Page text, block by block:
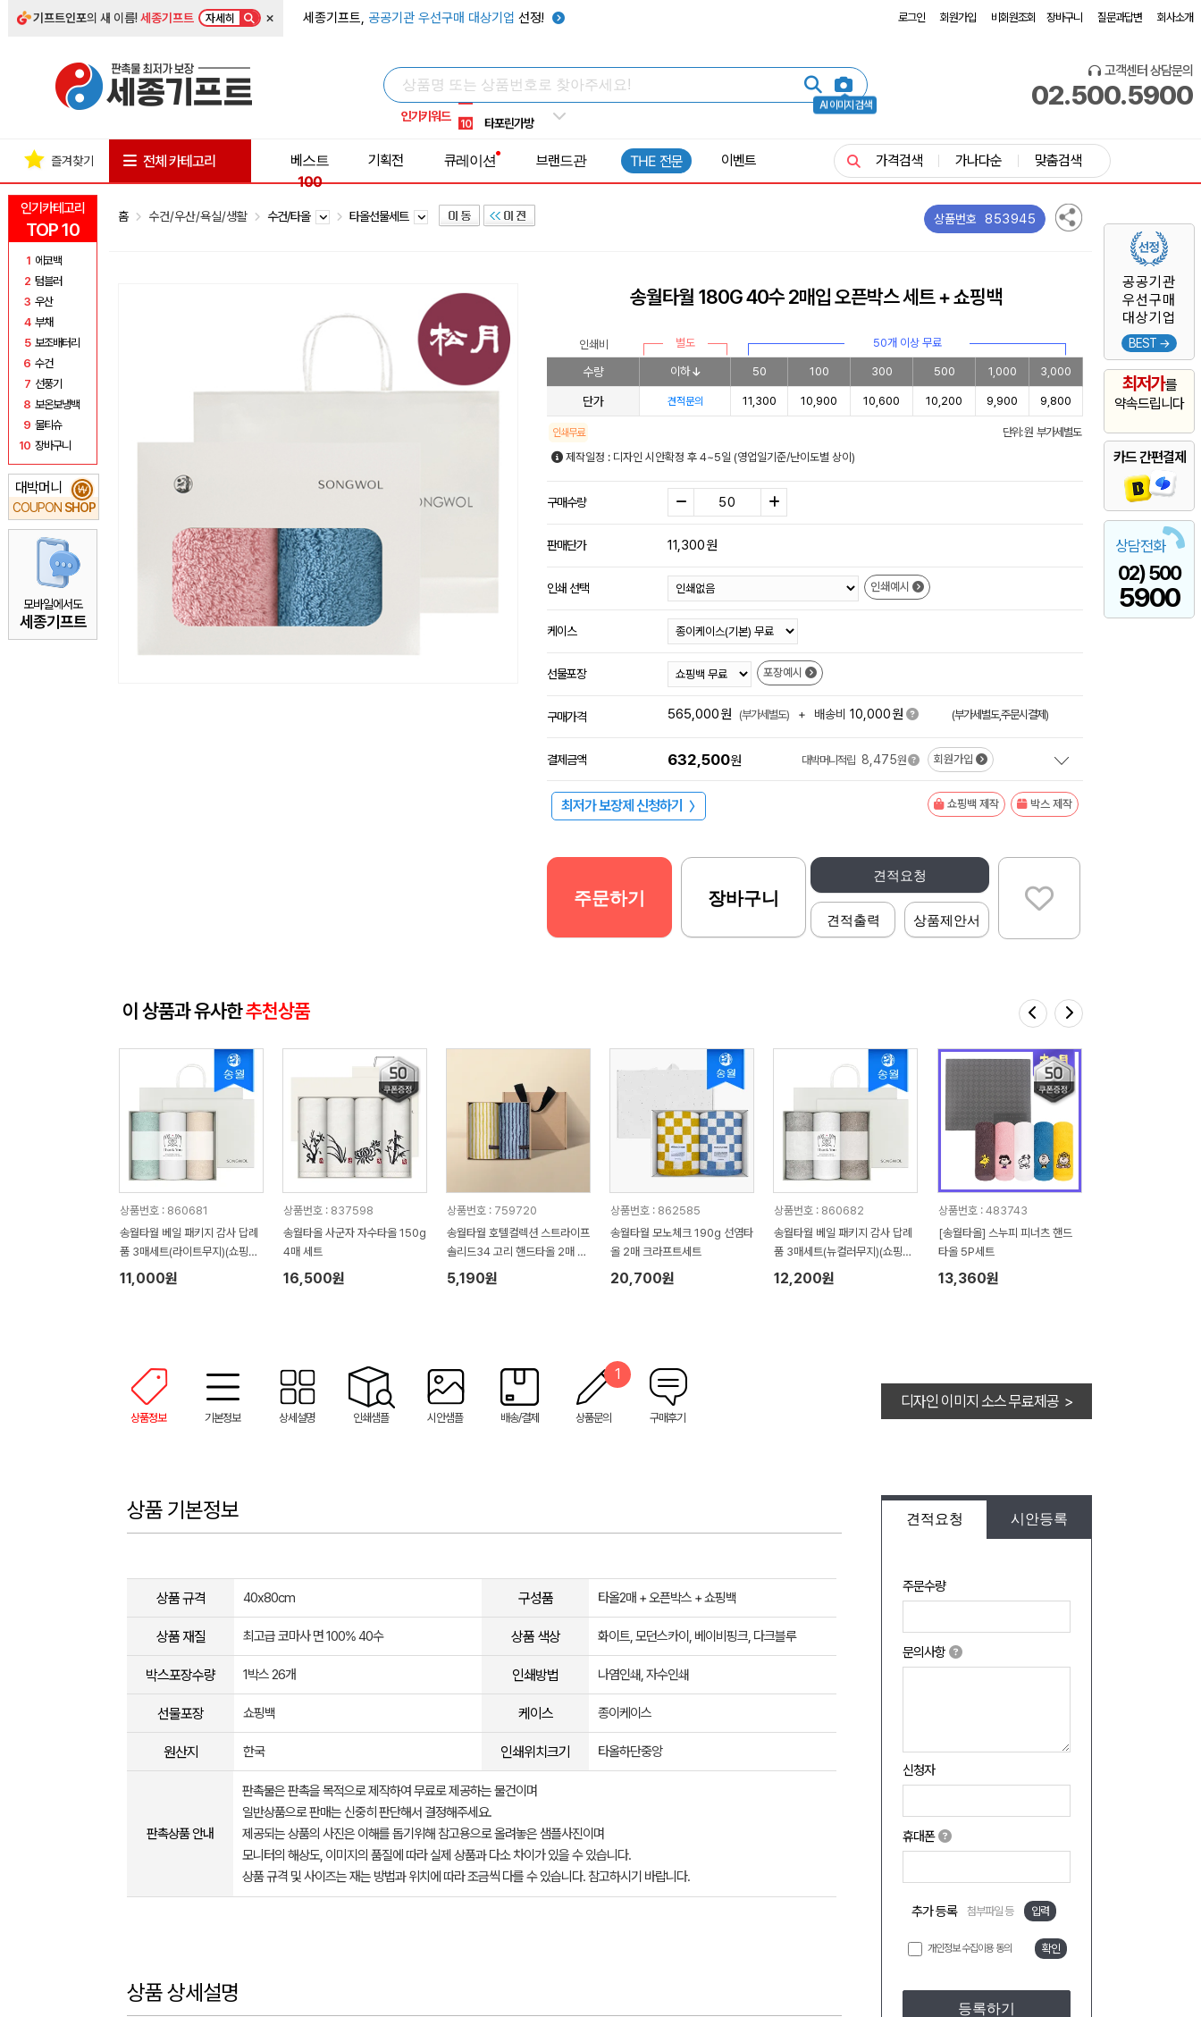
기프트인포의 새 이름!세종기프트 자세히 × 세종기프트, 공공기관 우선구매 대상기업 선정! 로그인 회원가입 비회원조회 장바구니 질문과답변 회사소개
AI 이미지 검색
인기키워드
6 우산
9 넥쿨러
10 타포린가방
고객센터 상담문의
02.500.5900
인기카테고리
TOP 10
1 에코백
2 텀블러
3 우산
4 부채
5 보조배터리
6 수건
7 선풍기
8 보온보냉백
9 물티슈
10 장바구니
대박머니
COUPON SHOP
₩
모바일에서도
세종기프트
공공기관
우선구매
대상기업
BEST →
최저가를
약속드립니다
카드 간편결제
상담전화
02) 500
5900
즐겨찾기 전체 카테고리
베스트
100
기획전 큐레이션 브랜드관 THE 전문 이벤트 가격검색 가나다순 맞춤검색
홈 수건/우산/욕실/생활 수건/타올 타올선물세트 상품번호 853945
송월타월 180G 40수 2매입 오픈박스 세트 + 쇼핑백
인쇄비 별도 50개 이상 무료
수량 이하 50 100 300 500 1,000 3,000
단가 견적문의 11,300 10,900 10,600 10,200 9,900 9,800
인쇄무료
단위: 원 부가세별도
제작일정 : 디자인 시안확정 후 4~5일 (영업일기준/난이도별 상이)
구매수량
판매단가 11,300원
인쇄 선택 인쇄예시
케이스
선물포장 포장예시
구매가격 565,000원 (부가세별도) + 배송비 10,000원 (부가세별도,주문시결제)
결제금액 632,500원 대박머니적립 8,475원 회원가입
최저가 보장제 신청하기 〉 쇼핑백 제작 박스 제작
견적요청
견적출력 상품제안서
주문하기 장바구니
이 상품과 유사한추천상품
상품번호 : 860681
송월타월 베일 패키지 감사 답례
품 3매세트(라이트무지)(쇼핑백
증정)
11,000원
상품번호 : 837598
송월타올 사군자 자수타올 150g
4매 세트
16,500원
상품번호 : 759720
송월타월 호텔컬렉션 스트라이프
솔리드34 고리 핸드타올 2매 크
라프트세트
5,190원
상품번호 : 862585
송월타월 모노체크 190g 선염타
올 2매 크라프트세트
20,700원
상품번호 : 860682
송월타월 베일 패키지 감사 답례
품 3매세트(뉴컬러무지)(쇼핑백
증정)
12,200원
상품번호 : 483743
[송월타올] 스누피 피너츠 핸드
타올 5P세트
13,360원
상품정보 기본정보 상세설명 인쇄샘플 시안샘플 배송/결제 상품문의
1
구매후기
디자인 이미지 소스 무료제공 >
견적요청 시안등록
주문수량
문의사항
신청자
휴대폰
추가 등록 첨부파일 등 입력
개인정보 수집이용 동의 확인
등록하기
상품 기본정보
상품 규격 40x80cm 구성품 타올2매 + 오픈박스 + 쇼핑백
상품 재질 최고급 코마사 면 100% 40수 상품 색상 화이트, 모던스카이, 베이비핑크, 다크블루
박스포장수량 1박스 26개 인쇄방법 나염인쇄, 자수인쇄
선물포장 쇼핑백 케이스 종이케이스
원산지 한국 인쇄위치크기 타올하단중앙
판촉상품 안내
판촉물은 판촉을 목적으로 제작하여 무료로 제공하는 물건이며
일반상품으로 판매는 신중히 판단해서 결정해주세요.
제공되는 상품의 사진은 이해를 돕기위해 참고용으로 올려놓은 샘플사진이며
모니터의 해상도, 이미지의 품질에 따라 실제 상품과 다소 차이가 있을 수 있습니다.
상품 규격 및 사이즈는 재는 방법과 위치에 따라 조금씩 다를 수 있습니다. 참고하시기 바랍니다.
상품 상세설명